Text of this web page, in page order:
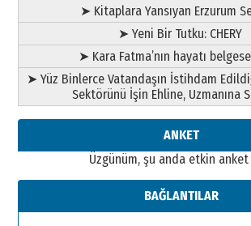
28 Temmuz 2026 Salı
Ahmet Gökhan YAZICI
Ahmed Yesevi’den bir Alperen…
”Reisimiz” idi… Hakka yürüdü.!
26 Mart 2026 Perşembe
Cem Bakırcı
Ardında bıraktığı hatıralarıyla
gönül adamı Faruk Terzioğlu!
Başkan Sekmen’den Erzurum’a
bir vizyon proje daha!
➤ Kitaplara Yansıyan Erzurum
➤ Yeni Bir Tutku: CHERY
➤ Kara Fatma’nın hayatı
➤ Yüz Binlerce Vatandaşın İstihdam
Sektörünü İşin Ehline, Uzmanına
ANKET
Üzgünüm, şu anda etkin
BAĞLANTILAR